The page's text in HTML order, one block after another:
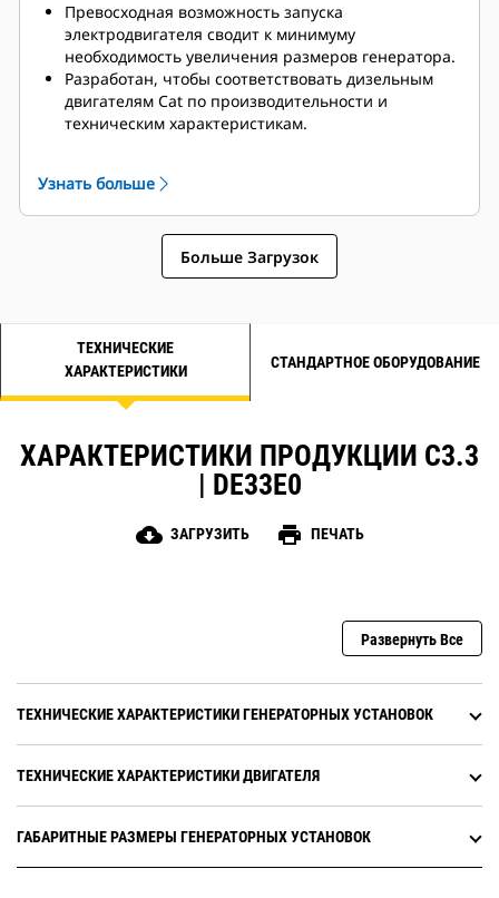
Превосходная возможность запуска
электродвигателя сводит к минимуму
необходимость увеличения размеров генератора.
Разработан, чтобы соответствовать дизельным
двигателям Cat по производительности и
техническим характеристикам.
Узнать больше
Больше Загрузок
ТЕХНИЧЕСКИЕ
ХАРАКТЕРИСТИКИ
СТАНДАРТНОЕ ОБОРУДОВАНИЕ
ХАРАКТЕРИСТИКИ ПРОДУКЦИИ C3.3
| DE33E0
cloud_download ЗАГРУЗИТЬ print ПЕЧАТЬ
Развернуть Все
ТЕХНИЧЕСКИЕ ХАРАКТЕРИСТИКИ ГЕНЕРАТОРНЫХ УСТАНОВОК
ТЕХНИЧЕСКИЕ ХАРАКТЕРИСТИКИ ДВИГАТЕЛЯ
ГАБАРИТНЫЕ РАЗМЕРЫ ГЕНЕРАТОРНЫХ УСТАНОВОК